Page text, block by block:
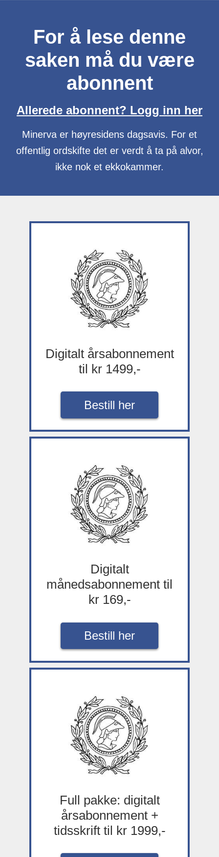
For å lese denne
saken må du være
abonnent
Allerede abonnent? Logg inn her
Minerva er høyresidens dagsavis. For et
offentlig ordskifte det er verdt å ta på alvor,
ikke nok et ekkokammer.
Digitalt årsabonnement
til kr 1499,-
Bestill her
Digitalt
månedsabonnement til
kr 169,-
Bestill her
Full pakke: digitalt
årsabonnement +
tidsskrift til kr 1999,-